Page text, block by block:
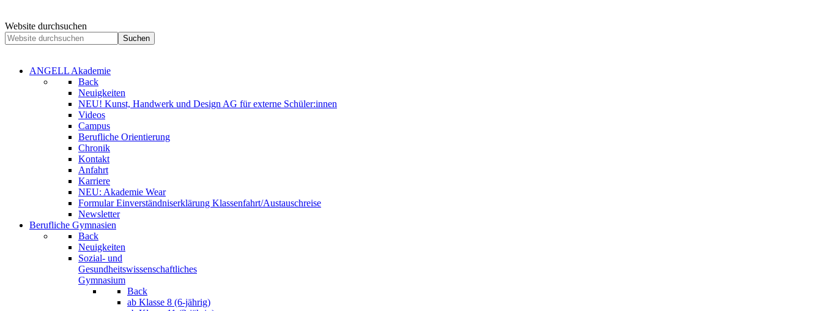
Website durchsuchen
Suchen
ANGELL Akademie
Back
Neuigkeiten
NEU! Kunst, Handwerk und Design AG für externe Schüler:innen
Videos
Campus
Berufliche Orientierung
Chronik
Kontakt
Anfahrt
Karriere
NEU: Akademie Wear
Formular Einverständniserklärung Klassenfahrt/Austauschreise
Newsletter
Berufliche Gymnasien
Back
Neuigkeiten
Sozial- und
Gesundheitswissenschaftliches
Gymnasium
Back
ab Klasse 8 (6-jährig)